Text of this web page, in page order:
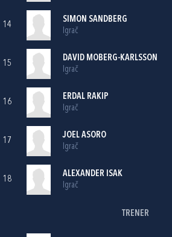
14
SIMON SANDBERG
Igrač
15
DAVID MOBERG-KARLSSON
Igrač
16
ERDAL RAKIP
Igrač
17
JOEL ASORO
Igrač
18
ALEXANDER ISAK
Igrač
TRENER